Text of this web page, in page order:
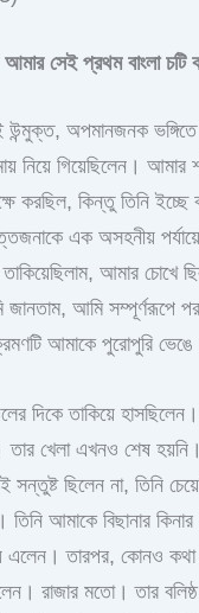
সেই প্রথম বাংলা চটি
উন্মুক্ত, অপমানজনক
নিয়ে গিয়েছিলেন। আমার
করছিল, কিন্তু তিনি ইচ্ছে
এক অসহনীয় পর্যায়ে
আমার চোখে
আমি সম্পূর্ণরূপে
আমাকে পুরোপুরি ভেঙে
দিকে তাকিয়ে
তার খেলা এখনও শেষ
সন্তুষ্ট ছিলেন না, তিনি
আমাকে বিছানার
এলেন। তারপর, কোনও কথা
রাজার মতো। তার